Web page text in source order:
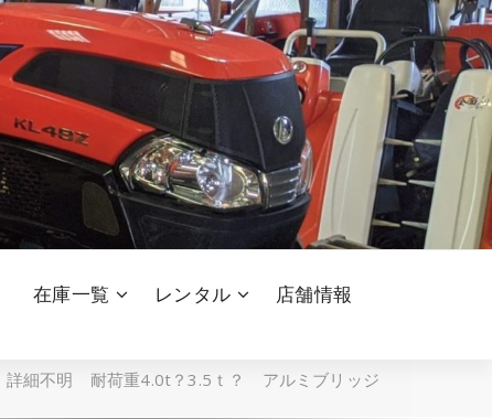
在庫一覧 レンタル 店舗情報
詳細不明 耐荷重4.0t？3.5ｔ？ アルミブリッジ